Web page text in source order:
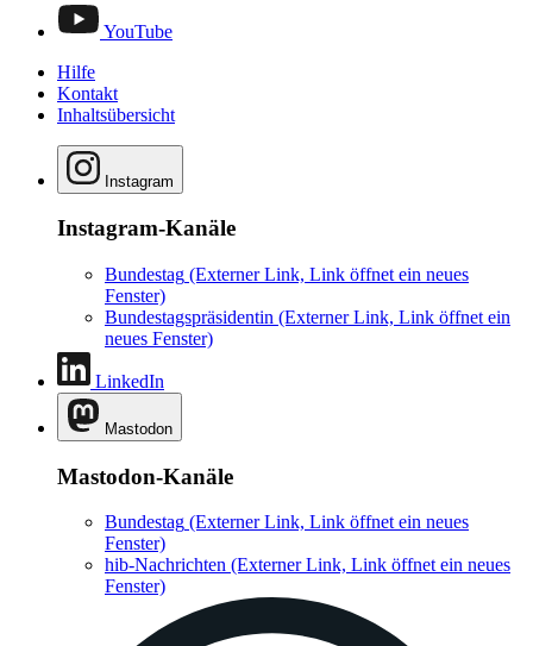
YouTube
Hilfe
Kontakt
Inhaltsübersicht
Instagram
Instagram-Kanäle
Bundestag (Externer Link, Link öffnet ein neues
Fenster)
Bundestagspräsidentin (Externer Link, Link öffnet ein
neues Fenster)
LinkedIn
Mastodon
Mastodon-Kanäle
Bundestag (Externer Link, Link öffnet ein neues
Fenster)
hib-Nachrichten (Externer Link, Link öffnet ein neues
Fenster)